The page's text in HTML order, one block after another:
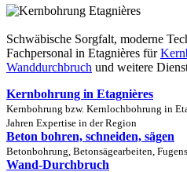
Schwäbische Sorgfalt, moderne
Fachpersonal in Etagnières für
Wanddurchbruch und weitere
Kernbohrung in Etagnières
Kernbohrung bzw. Kernlochbohrung in
Jahren Expertise in der Region
Beton bohren, schneiden, sägen
Betonbohrung, Betonsägearbeiten,
Wand-Durchbruch